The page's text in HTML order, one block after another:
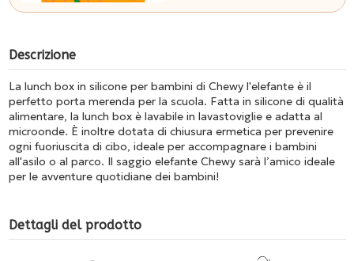
Descrizione
La lunch box in silicone per bambini di Chewy l'elefante è il
perfetto porta merenda per la scuola. Fatta in silicone di qualità
alimentare, la lunch box è lavabile in lavastoviglie e adatta al
microonde. È inoltre dotata di chiusura ermetica per prevenire
ogni fuoriuscita di cibo, ideale per accompagnare i bambini
all'asilo o al parco. Il saggio elefante Chewy sarà l’amico ideale
per le avventure quotidiane dei bambini!
Dettagli del prodotto